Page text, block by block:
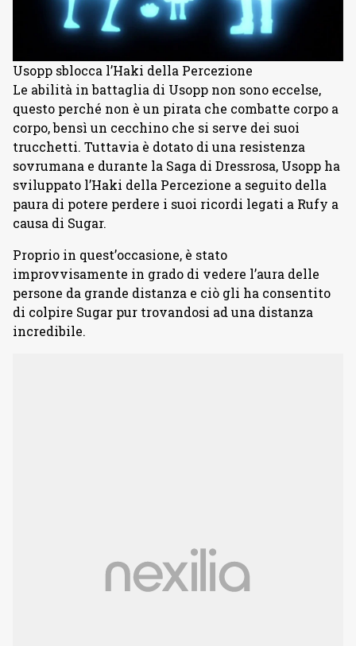
Usopp sblocca l’Haki della Percezione
Le abilità in battaglia di Usopp non sono eccelse,
questo perché non è un pirata che combatte corpo a
corpo, bensì un cecchino che si serve dei suoi
trucchetti. Tuttavia è dotato di una resistenza
sovrumana e durante la Saga di Dressrosa, Usopp ha
sviluppato l’Haki della Percezione a seguito della
paura di potere perdere i suoi ricordi legati a Rufy a
causa di Sugar.
Proprio in quest’occasione, è stato
improvvisamente in grado di vedere l’aura delle
persone da grande distanza e ciò gli ha consentito
di colpire Sugar pur trovandosi ad una distanza
incredibile.